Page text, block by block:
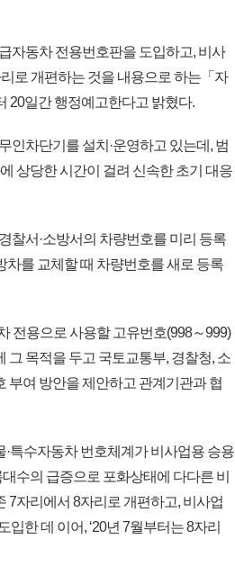
자동차 전용번호판을 도입하고, 비사
로 개편하는 것을 내용으로 하는「자
20일간 행정예고한다고 밝혔다.
인차단기를 설치·운영하고 있는데, 범
상당한 시간이 걸려 신속한 초기 대응
찰서·소방서의 차량번호를 미리 등록
차를 교체할 때 차량번호를 새로 등록
전용으로 사용할 고유번호(998～999)
그 목적을 두고 국토교통부, 경찰청, 소
부여 방안을 제안하고 관계기관과 협
특수자동차 번호체계가 비사업용 승용
수의 급증으로 포화상태에 다다른 비
7자리에서 8자리로 개편하고, 비사업
한 데 이어, ‘20년 7월부터는 8자리